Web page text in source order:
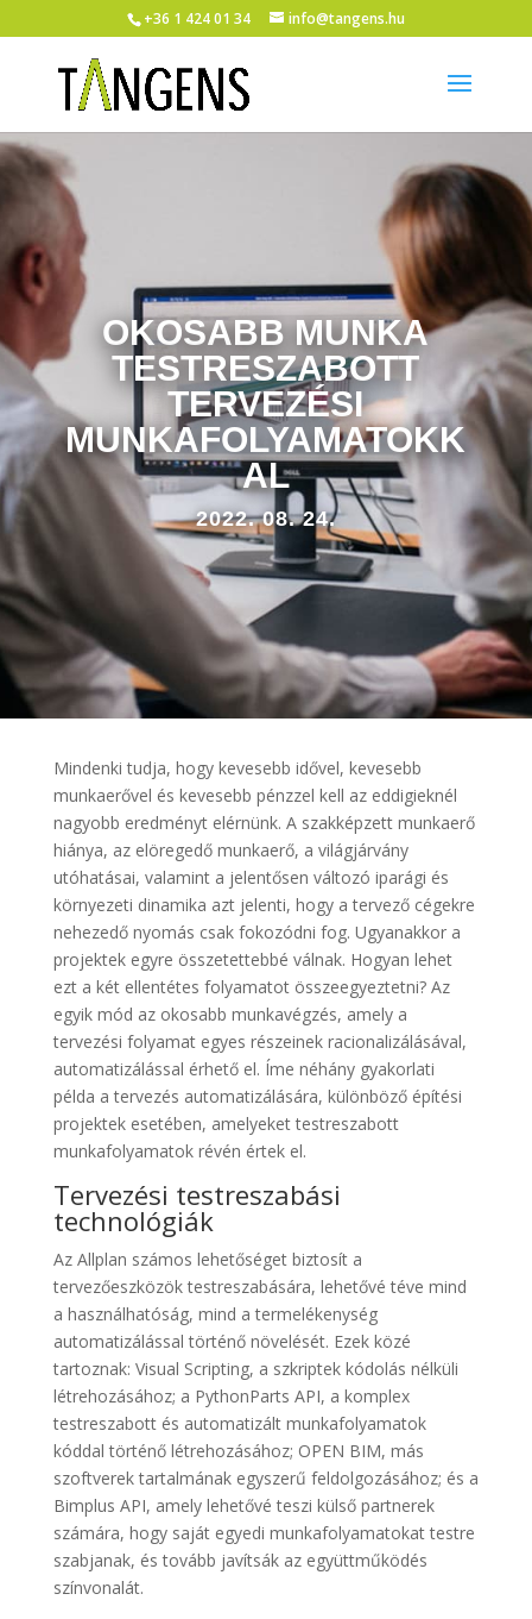
+36 1 424 01 34 info@tangens.hu
OKOSABB MUNKA
TESTRESZABOTT
TERVEZÉSI
MUNKAFOLYAMATOKK
AL
2022. 08. 24.
Mindenki tudja, hogy kevesebb idővel, kevesebb
munkaerővel és kevesebb pénzzel kell az eddigieknél
nagyobb eredményt elérnünk. A szakképzett munkaerő
hiánya, az elöregedő munkaerő, a világjárvány
utóhatásai, valamint a jelentősen változó iparági és
környezeti dinamika azt jelenti, hogy a tervező cégekre
nehezedő nyomás csak fokozódni fog. Ugyanakkor a
projektek egyre összetettebbé válnak. Hogyan lehet
ezt a két ellentétes folyamatot összeegyeztetni? Az
egyik mód az okosabb munkavégzés, amely a
tervezési folyamat egyes részeinek racionalizálásával,
automatizálással érhető el. Íme néhány gyakorlati
példa a tervezés automatizálására, különböző építési
projektek esetében, amelyeket testreszabott
munkafolyamatok révén értek el.
Tervezési testreszabási
technológiák
Az Allplan számos lehetőséget biztosít a
tervezőeszközök testreszabására, lehetővé téve mind
a használhatóság, mind a termelékenység
automatizálással történő növelését. Ezek közé
tartoznak: Visual Scripting, a szkriptek kódolás nélküli
létrehozásához; a PythonParts API, a komplex
testreszabott és automatizált munkafolyamatok
kóddal történő létrehozásához; OPEN BIM, más
szoftverek tartalmának egyszerű feldolgozásához; és a
Bimplus API, amely lehetővé teszi külső partnerek
számára, hogy saját egyedi munkafolyamatokat testre
szabjanak, és tovább javítsák az együttműködés
színvonalát.